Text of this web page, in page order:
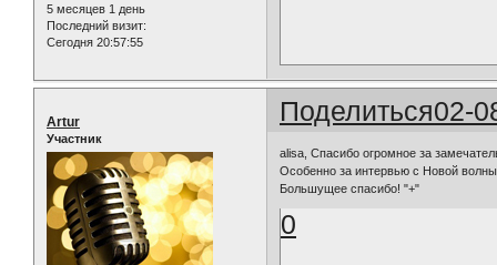
5 месяцев 1 день
Последний визит:
Сегодня 20:57:55
Поделиться02-
Artur
Участник
alisa, Спасибо огромное за
Особенно за интервью с Новой
Большущее спасибо! "+"
0